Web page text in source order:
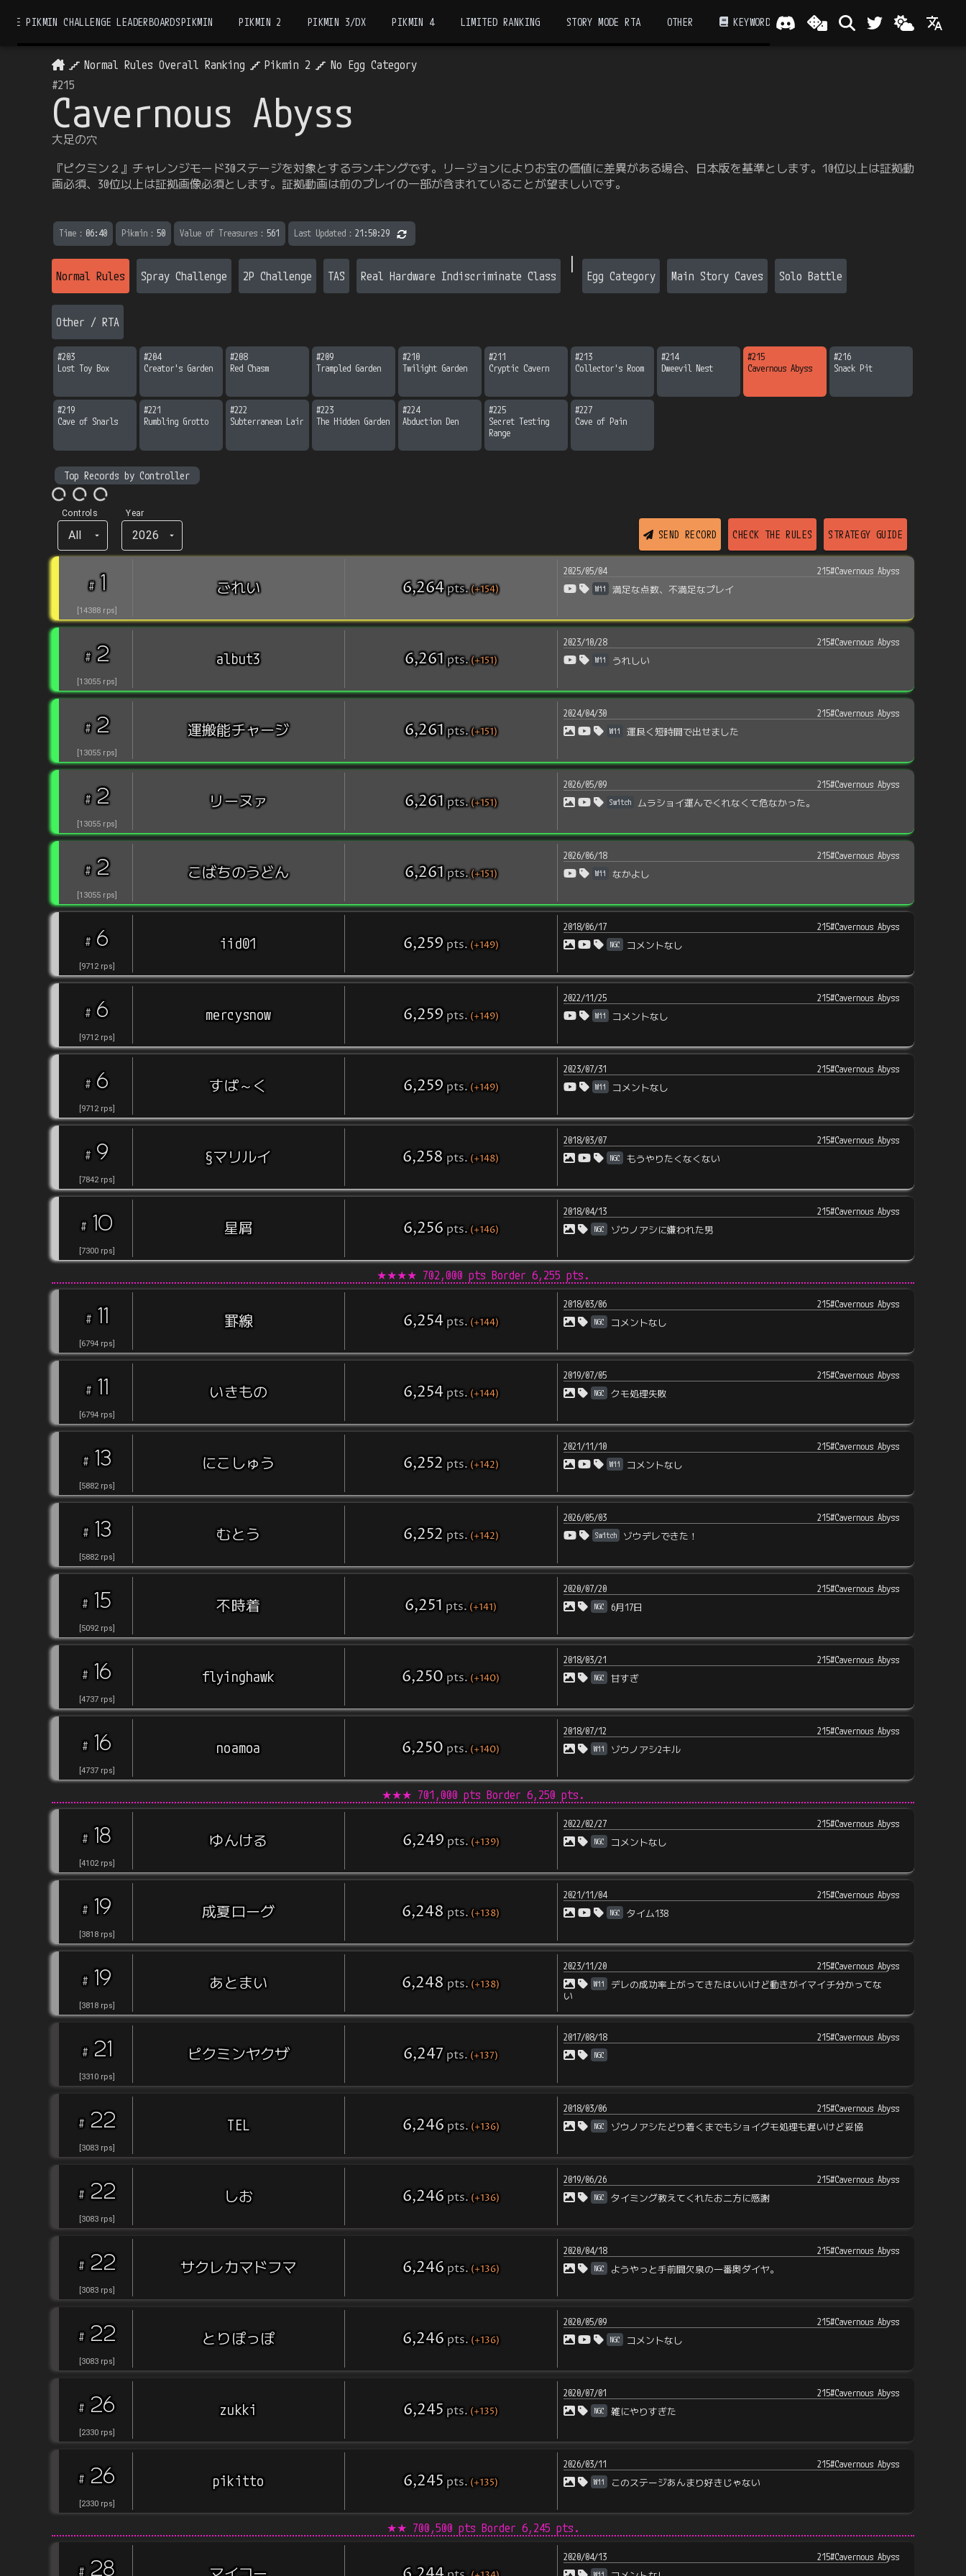
THE PIKMIN CHALLENGE LEADERBOARDSPIKMIN PIKMIN 2 PIKMIN 3/DX PIKMIN 4 LIMITED RANKING STORY MODE RTA OTHER KEYWORD
Normal Rules Overall Ranking Pikmin 2
No Egg Category
#215
Cavernous Abyss
大足の穴
『ピクミン２』チャレンジモード30ステージを対象とするランキングです。リージョンによりお宝の価値に差異がある場合、日本版を基準とします。10位以上は証拠動
画必須、30位以上は証拠画像必須とします。証拠動画は前のプレイの一部が含まれていることが望ましいです。
Time ： 06:40 Pikmin ： 50 Value of Treasures ： 561 Last Updated ： 21:50:29
Normal Rules Spray Challenge 2P Challenge TAS Real Hardware Indiscriminate Class Egg Category Main Story Caves Solo Battle
Other / RTA
#203
Lost Toy Box
#204
Creator's Garden
#208
Red Chasm
#209
Trampled Garden
#210
Twilight Garden
#211
Cryptic Cavern
#213
Collector's Room
#214
Dweevil Nest
#215
Cavernous Abyss
#216
Snack Pit
#219
Cave of Snarls
#221
Rumbling Grotto
#222
Subterranean Lair
#223
The Hidden Garden
#224
Abduction Den
#225
Secret Testing
Range
#227
Cave of Pain
Top Records by Controller
Controls
All
Year
2026 SEND RECORD CHECK THE RULES STRATEGY GUIDE
# 1
[14388 rps]
ごれい 6,264pts.(+154)
2025/05/04 215#Cavernous Abyss
Wii 満足な点数、不満足なプレイ
# 2
[13055 rps]
albut3 6,261pts.(+151)
2023/10/28 215#Cavernous Abyss
Wii うれしい
# 2
[13055 rps]
運搬能チャージ 6,261pts.(+151)
2024/04/30 215#Cavernous Abyss
Wii 運良く短時間で出せました
# 2
[13055 rps]
リーヌァ 6,261pts.(+151)
2026/05/09 215#Cavernous Abyss
Switch ムラショイ運んでくれなくて危なかった。
# 2
[13055 rps]
こばちのうどん 6,261pts.(+151)
2026/06/18 215#Cavernous Abyss
Wii なかよし
# 6
[9712 rps]
iid01 6,259 pts. (+149)
2018/06/17 215#Cavernous Abyss
NGC コメントなし
# 6
[9712 rps]
mercysnow 6,259 pts. (+149)
2022/11/25 215#Cavernous Abyss
Wii コメントなし
# 6
[9712 rps]
すぱ～く 6,259 pts. (+149)
2023/07/31 215#Cavernous Abyss
Wii コメントなし
# 9
[7842 rps]
§マリルイ 6,258 pts. (+148)
2018/03/07 215#Cavernous Abyss
NGC もうやりたくなくない
# 10
[7300 rps]
星屑 6,256 pts. (+146)
2018/04/13 215#Cavernous Abyss
NGC ゾウノアシに嫌われた男
★★★★ 702,000 pts Border 6,255 pts.
# 11
[6794 rps]
罫線 6,254 pts. (+144)
2018/03/06 215#Cavernous Abyss
NGC コメントなし
# 11
[6794 rps]
いきもの 6,254 pts. (+144)
2019/07/05 215#Cavernous Abyss
NGC クモ処理失敗
# 13
[5882 rps]
にこしゅう 6,252 pts. (+142)
2021/11/10 215#Cavernous Abyss
Wii コメントなし
# 13
[5882 rps]
むとう 6,252 pts. (+142)
2026/05/03 215#Cavernous Abyss
Switch ゾウデレできた！
# 15
[5092 rps]
不時着 6,251 pts. (+141)
2020/07/20 215#Cavernous Abyss
NGC 6月17日
# 16
[4737 rps]
flyinghawk 6,250 pts. (+140)
2018/03/21 215#Cavernous Abyss
NGC 甘すぎ
# 16
[4737 rps]
noamoa 6,250 pts. (+140)
2018/07/12 215#Cavernous Abyss
Wii ゾウノアシ2キル
★★★ 701,000 pts Border 6,250 pts.
# 18
[4102 rps]
ゆんける 6,249 pts. (+139)
2022/02/27 215#Cavernous Abyss
NGC コメントなし
# 19
[3818 rps]
成夏ローグ 6,248 pts. (+138)
2021/11/04 215#Cavernous Abyss
NGC タイム138
# 19
[3818 rps]
あとまい 6,248 pts. (+138)
2023/11/20 215#Cavernous Abyss
Wii
デレの成功率上がってきたはいいけど動きがイマイチ分かってな
い
# 21
[3310 rps]
ピクミンヤクザ 6,247 pts. (+137)
2017/08/18 215#Cavernous Abyss
NGC
# 22
[3083 rps]
TEL 6,246 pts. (+136)
2018/03/06 215#Cavernous Abyss
NGC ゾウノアシたどり着くまでもショイグモ処理も遅いけど妥協
# 22
[3083 rps]
しお 6,246 pts. (+136)
2019/06/26 215#Cavernous Abyss
NGC タイミング教えてくれたお二方に感謝
# 22
[3083 rps]
サクレカマドフマ 6,246 pts. (+136)
2020/04/18 215#Cavernous Abyss
NGC ようやっと手前間欠泉の一番奥ダイヤ。
# 22
[3083 rps]
とりぽっぽ 6,246 pts. (+136)
2020/05/09 215#Cavernous Abyss
NGC コメントなし
# 26
[2330 rps]
zukki 6,245 pts. (+135)
2020/07/01 215#Cavernous Abyss
NGC 雑にやりすぎた
# 26
[2330 rps]
pikitto 6,245 pts. (+135)
2026/03/11 215#Cavernous Abyss
Wii このステージあんまり好きじゃない
★★ 700,500 pts Border 6,245 pts.
# 28 2020/04/13 215#Cavernous Abyss